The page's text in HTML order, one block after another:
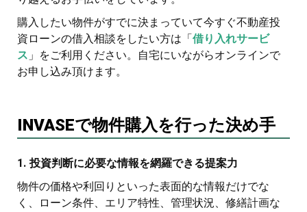
購入したい物件がすでに決まっていて今すぐ不動産投
資ローンの借入相談をしたい方は「 借り入れサービ
ス 」をご利用ください。自宅にいながらオンラインで
お申し込み頂けます。
INVASEで物件購入を行った決め手
1. 投資判断に必要な情報を網羅できる提案力
物件の価格や利回りといった表面的な情報だけでな
く、ローン条件、エリア特性、管理状況、修繕計画な